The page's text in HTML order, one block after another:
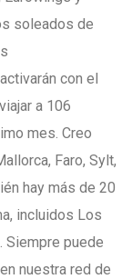
soleados de
con el
a 106
mes. Creo
Faro, Sylt,
hay más de 20
incluidos Los
Siempre puede
nuestra red de